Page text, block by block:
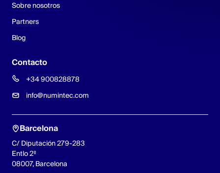
Sobre nosotros
Partners
Blog
Contacto
+34 900828878
info@numintec.com
Barcelona
C/ Diputación 279-283
Entlo 2º
08007, Barcelona